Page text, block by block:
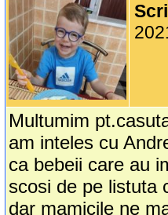
Multumim
am inteles cu
ca bebeii care au
scosi de pe listuta
dar mamicile ne